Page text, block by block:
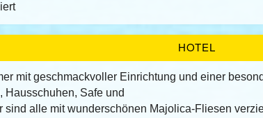
HOTEL
mit geschmackvoller Einrichtung und einer
Hausschuhen, Safe und
sind alle mit wunderschönen Majolica-Fliesen